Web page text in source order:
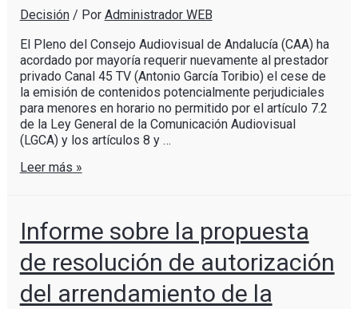
Decisión/ Por Administrador WEB
El Pleno del Consejo Audiovisual de Andalucía (CAA) ha
acordado por mayoría requerir nuevamente al prestador
privado Canal 45 TV (Antonio García Toribio) el cese de
la emisión de contenidos potencialmente perjudiciales
para menores en horario no permitido por el artículo 7.2
de la Ley General de la Comunicación Audiovisual
(LGCA) y los artículos 8 y …
Leer más »
Informe sobre la propuesta
de resolución de autorización
del arrendamiento de la